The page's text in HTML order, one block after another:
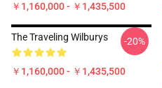
￥1,160,000 - ￥1,435,500
The Traveling Wilburys
￥1,160,000 - ￥1,435,500
-20%